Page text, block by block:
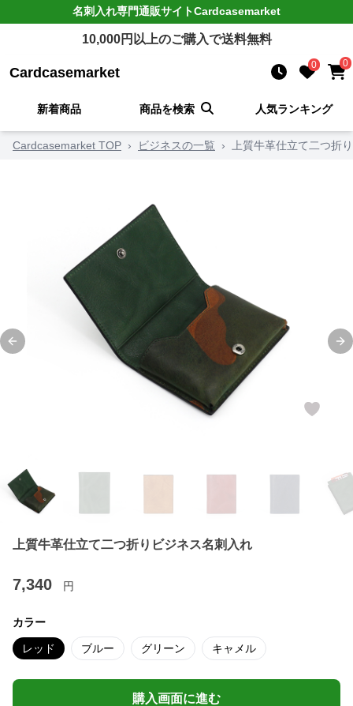
名刺入れ専門通販サイトCardcasemarket
10,000円以上のご購入で送料無料
Cardcasemarket 0 0
新着商品 商品を検索 人気ランキング
Cardcasemarket TOP › ビジネスの一覧 › 上質牛革仕立て二つ折
Previous slide
上質牛革仕立て二つ折りビジネス名刺入れ
7,340 円
カラー
レッド ブルー グリーン キャメル
購入画面に進む